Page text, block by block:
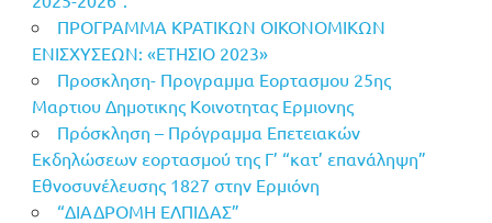
ΠΡΟΓΡΑΜΜΑ ΚΡΑΤΙΚΩΝ ΟΙΚΟΝΟΜΙΚΩΝ
ΕΝΙΣΧΥΣΕΩΝ: «ΕΤΗΣΙΟ 2023»
Προσκληση- Προγραμμα Εορτασμου 25ης
Μαρτιου Δημοτικης Κοινοτητας Ερμιονης
Πρόσκληση – Πρόγραμμα Επετειακών
Εκδηλώσεων εορτασμού της Γ’ “κατ’ επανάληψη”
Εθνοσυνέλευσης 1827 στην Ερμιόνη
“ΔΙΑΔΡΟΜΗ ΕΛΠΙΔΑΣ”